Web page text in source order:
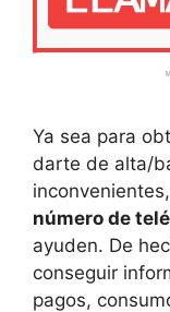
Ya sea para
darte de alta/
número de
ayuden. De
conseguir
pagos,